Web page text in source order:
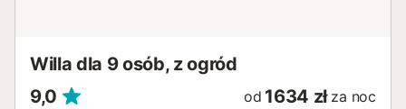
Willa dla 9 osób, z ogród
9,0
od 1634 zł za noc